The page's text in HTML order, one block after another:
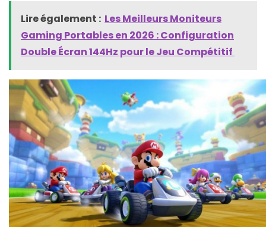
Lire également : Les Meilleurs Moniteurs
Gaming Portables en 2026 : Configuration
Double Écran 144Hz pour le Jeu Compétitif